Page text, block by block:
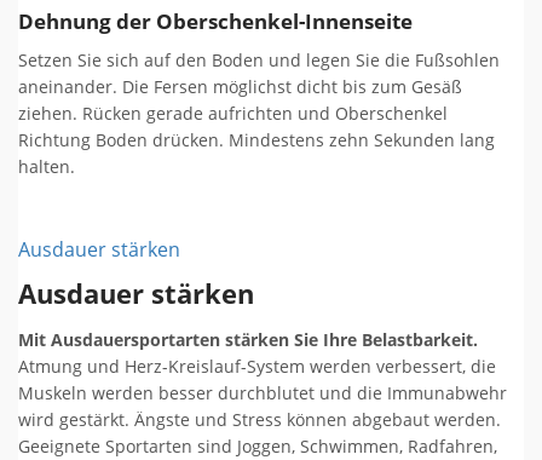
Dehnung der Oberschenkel-Innenseite
Setzen Sie sich auf den Boden und legen Sie die Fußsohlen
aneinander. Die Fersen möglichst dicht bis zum Gesäß
ziehen. Rücken gerade aufrichten und Oberschenkel
Richtung Boden drücken. Mindestens zehn Sekunden lang
halten.
Ausdauer stärken
Ausdauer stärken
Mit Ausdauersportarten stärken Sie Ihre Belastbarkeit.
Atmung und Herz-Kreislauf-System werden verbessert, die
Muskeln werden besser durchblutet und die Immunabwehr
wird gestärkt. Ängste und Stress können abgebaut werden.
Geeignete Sportarten sind Joggen, Schwimmen, Radfahren,